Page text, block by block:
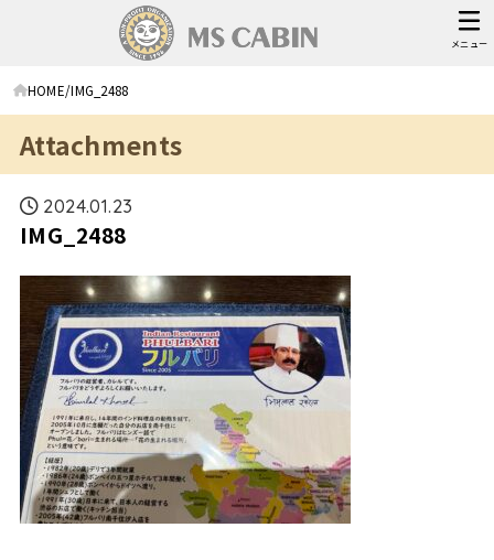
メニュー
HOME IMG_2488
Attachments
2024.01.23
IMG_2488